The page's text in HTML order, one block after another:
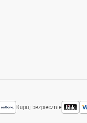
Kupuj bezpiecznie